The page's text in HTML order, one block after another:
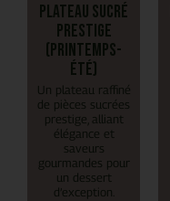
Plateau Sucré
Prestige
(Printemps-
Été)
Un plateau raffiné
de pièces sucrées
prestige, alliant
élégance et
saveurs
gourmandes pour
un dessert
d’exception.